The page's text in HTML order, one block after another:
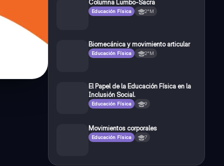
Columna Lumbo-Sacra
Educación Física 2°M
Biomecánica y movimiento articular
Educación Física 2°M
El Papel de la Educación Física en la
Inclusión Social.
Educación Física 9
Movimientos corporales
Educación Física 7